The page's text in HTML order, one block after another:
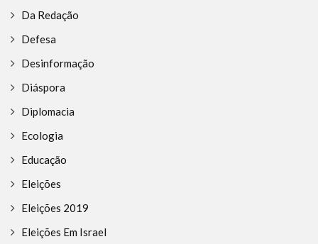
Da Redação
Defesa
Desinformação
Diáspora
Diplomacia
Ecologia
Educação
Eleições
Eleições 2019
Eleições Em Israel